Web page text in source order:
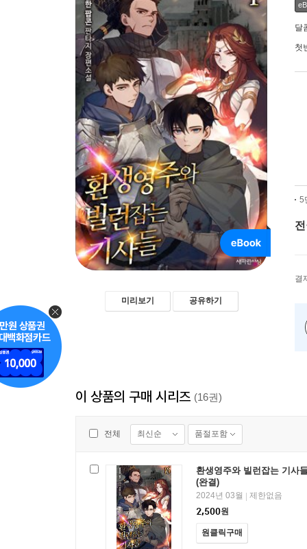
미리보기 공유하기
달
첫
5
결
이 상품의 구매 시리즈 (16권)
전체 최신순 품절포함
환생영주와 빌런잡는 기사
(완결)
2024년 03월
제한없음
2,500원
원클릭구매